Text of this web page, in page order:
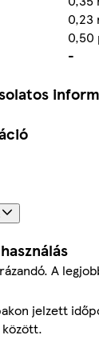
0,23
0,50
-
A
jelzett
között.